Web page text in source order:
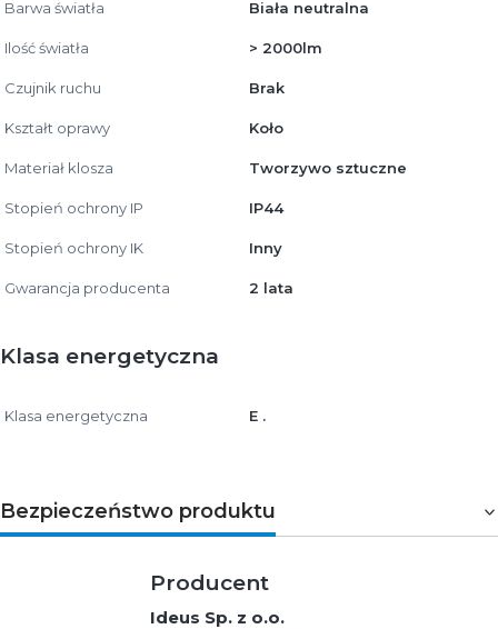
Barwa światła Biała neutralna
Ilość światła > 2000lm
Czujnik ruchu Brak
Kształt oprawy Koło
Materiał klosza Tworzywo sztuczne
Stopień ochrony IP IP44
Stopień ochrony IK Inny
Gwarancja producenta 2 lata
Klasa energetyczna
Klasa energetyczna E .
Bezpieczeństwo produktu
Producent
Ideus Sp. z o.o.